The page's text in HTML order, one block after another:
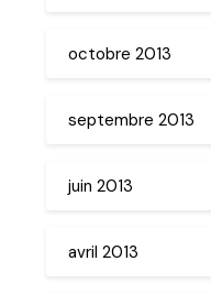
octobre 2013
septembre 2013
juin 2013
avril 2013